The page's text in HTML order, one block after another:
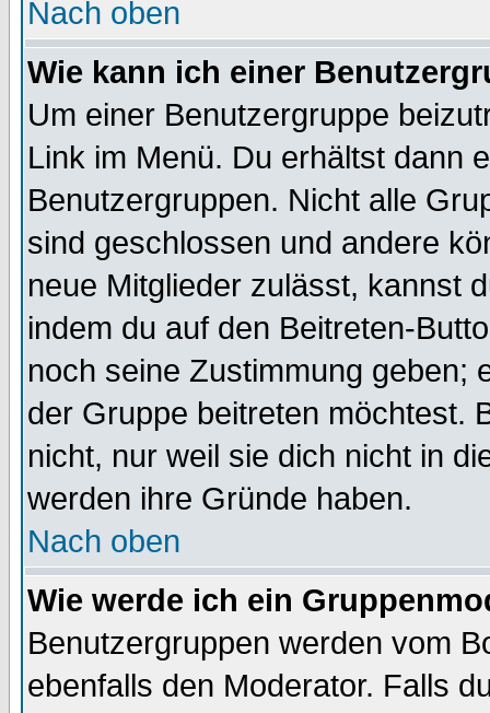
Nach oben
Wie kann ich einer
Um einer Benutzergruppe
Link im Menü. Du erhältst dann
Benutzergruppen. Nicht alle
sind geschlossen und andere
neue Mitglieder zulässt, kannst
indem du auf den Beitreten-
noch seine Zustimmung geben;
der Gruppe beitreten möchtest.
nicht, nur weil sie dich nicht in
werden ihre Gründe haben.
Nach oben
Wie werde ich ein
Benutzergruppen werden vom
ebenfalls den Moderator. Falls